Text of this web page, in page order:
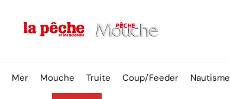
Mer Mouche Truite Coup/Feeder Nautisme